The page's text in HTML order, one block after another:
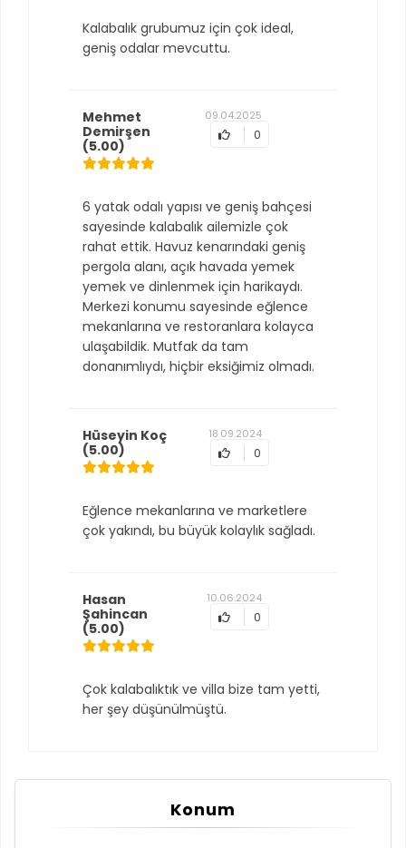
Kalabalık grubumuz için çok ideal,
geniş odalar mevcuttu.
Mehmet
Demirşen
(5.00)
09.04.2025
0
6 yatak odalı yapısı ve geniş bahçesi
sayesinde kalabalık ailemizle çok
rahat ettik. Havuz kenarındaki geniş
pergola alanı, açık havada yemek
yemek ve dinlenmek için harikaydı.
Merkezi konumu sayesinde eğlence
mekanlarına ve restoranlara kolayca
ulaşabildik. Mutfak da tam
donanımlıydı, hiçbir eksiğimiz olmadı.
Hüseyin Koç
(5.00)
18.09.2024
0
Eğlence mekanlarına ve marketlere
çok yakındı, bu büyük kolaylık sağladı.
Hasan
Şahincan
(5.00)
10.06.2024
0
Çok kalabalıktık ve villa bize tam yetti,
her şey düşünülmüştü.
Konum